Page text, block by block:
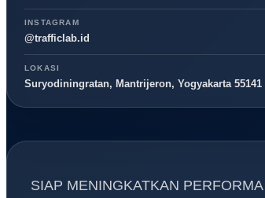
INSTAGRAM
@trafficlab.id
LOKASI
Suryodiningratan, Mantrijeron, Yogyakarta 55141
SIAP MENINGKATKAN